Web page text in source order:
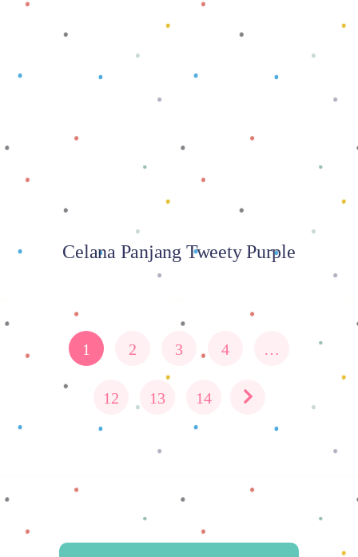
Baca selengkapnya
Celana Panjang Tweety Purple
1 2 3 4 …
12 13 14